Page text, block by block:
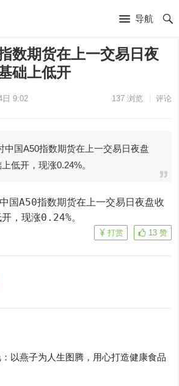
导航
数期货在上一交易日夜
础上低开
日 9:02 137浏览 评论
中国A50指数期货在上一交易日夜盘
低开，现涨0.24%。
，现涨0.24%。
13 赞
打赏
以燕子为人生图腾，用心打造健康食品